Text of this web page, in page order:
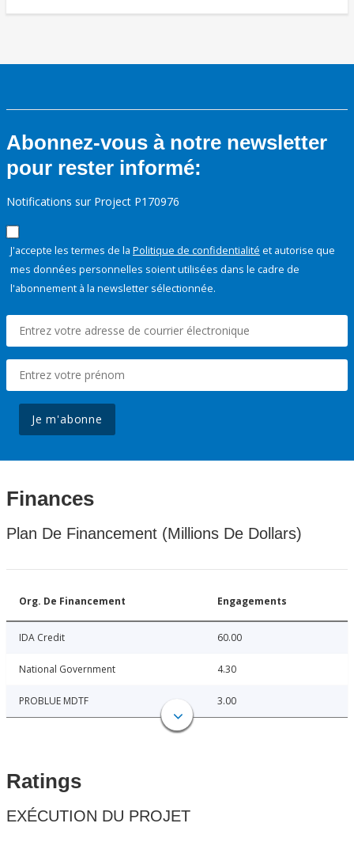
Abonnez-vous à notre newsletter
pour rester informé:
Notifications sur Project P170976
J'accepte les termes de la Politique de confidentialité et autorise que
mes données personnelles soient utilisées dans le cadre de
l'abonnement à la newsletter sélectionnée.
Je m'abonne
Finances
Plan De Financement (Millions De Dollars)
Org. De Financement Engagements
IDA Credit 60.00
National Government 4.30
PROBLUE MDTF 3.00
Ratings
EXÉCUTION DU PROJET